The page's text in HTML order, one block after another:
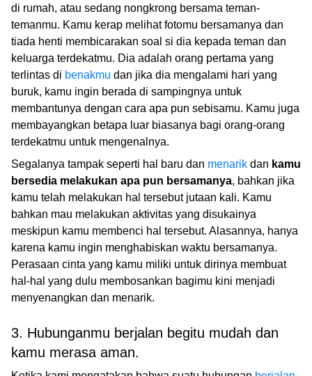
di rumah, atau sedang nongkrong bersama teman-
temanmu. Kamu kerap melihat fotomu bersamanya dan
tiada henti membicarakan soal si dia kepada teman dan
keluarga terdekatmu. Dia adalah orang pertama yang
terlintas di benakmu dan jika dia mengalami hari yang
buruk, kamu ingin berada di sampingnya untuk
membantunya dengan cara apa pun sebisamu. Kamu juga
membayangkan betapa luar biasanya bagi orang-orang
terdekatmu untuk mengenalnya.
Segalanya tampak seperti hal baru dan menarik dan kamu
bersedia melakukan apa pun bersamanya, bahkan jika
kamu telah melakukan hal tersebut jutaan kali. Kamu
bahkan mau melakukan aktivitas yang disukainya
meskipun kamu membenci hal tersebut. Alasannya, hanya
karena kamu ingin menghabiskan waktu bersamanya.
Perasaan cinta yang kamu miliki untuk dirinya membuat
hal-hal yang dulu membosankan bagimu kini menjadi
menyenangkan dan menarik.
3. Hubunganmu berjalan begitu mudah dan
kamu merasa aman.